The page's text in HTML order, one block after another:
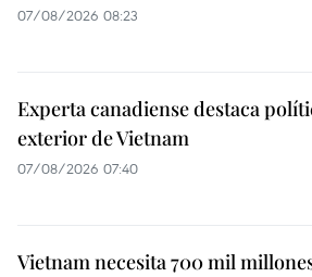
07/08/2026 08:23
Experta canadiense destaca
exterior de Vietnam
07/08/2026 07:40
Vietnam necesita 700 mil